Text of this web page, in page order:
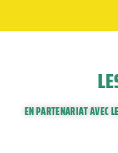
EN PARTENARIAT AVEC